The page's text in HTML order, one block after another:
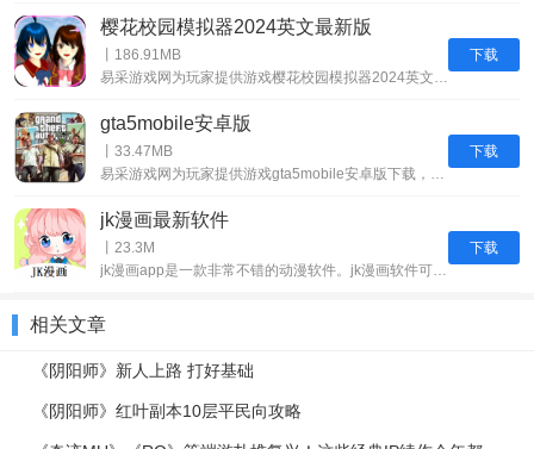
下载
樱花校园模拟器2024英文最新版
丨186.91MB
易采游戏网为玩家提供游戏樱花校园模拟器2024英文最新版下载，同时帮助玩家分享网络游戏，手机游戏，单机游戏，电竞电玩等终端游戏的策略分享，游戏评测体验，游戏晋级攻略等内容。樱花校园模拟器2024英文最新版本下载为玩家提供了一个独特的校园模拟体验。在这款游戏中，玩家将有机会重温校园时光，体验其中的点滴生活。游戏的英文版无广告版本为玩家提供了一个更加纯净的游戏环境，让玩家能够更专注于游戏体验。游戏中
下载
gta5mobile安卓版
丨33.47MB
易采游戏网为玩家提供游戏gta5mobile安卓版下载，同时帮助玩家分享网络游戏，手机游戏，单机游戏，电竞电玩等终端游戏的策略分享，游戏评测体验，游戏晋级攻略等内容。gta5mobile安卓版正版下载不仅是一款动作冒险游戏，更是一次仿真型的都市犯罪体验。在游戏中，玩家将踏入一个充满罪恶与黑暗的都市，这里没有规则和道理，只有弱肉强食的生存法则。玩家需要在这个充满危险的环境中，依靠智慧和力量生存下去
下载
jk漫画最新软件
丨23.3M
jk漫画app是一款非常不错的动漫软件。jk漫画软件可将欢的漫画进行离线缓存，有流畅阅读体验。根据用户的兴趣爱好推荐相关漫画的阅读应用；支持多国语言，不会语言限制用户使用；快来下载了解更多详情吧！软件介绍 1、全球用户量大：全球用户量高达数百万，能分享收藏经验； 2、数据准确性高：提供了高精度的数据，能准确地了解漫画信息； 3、用户交互度高：用互联网开展用户互动活动，提高用户参与度。软件特色
相关文章
《阴阳师》新人上路 打好基础
《阴阳师》红叶副本10层平民向攻略